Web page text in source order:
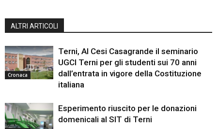
ALTRI ARTICOLI
Cronaca
Terni, Al Cesi Casagrande il seminario
UGCI Terni per gli studenti sui 70 anni
dall’entrata in vigore della Costituzione
italiana
Esperimento riuscito per le donazioni
domenicali al SIT di Terni